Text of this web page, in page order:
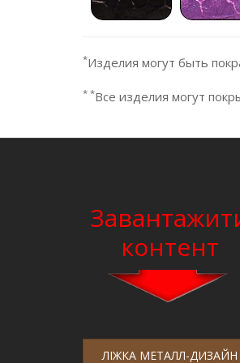
*Изделия могут быть
* *Все изделия могут
контент
ЛІЖКА МЕТАЛЛ-ДИЗАЙН